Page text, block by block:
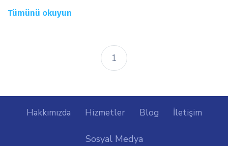
Tümünü okuyun
1
Hakkımızda Hizmetler Blog İletişim
Sosyal Medya